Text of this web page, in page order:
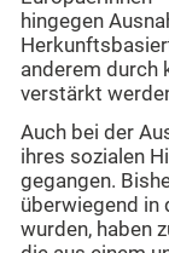
hingegen
anderem durch
verstärkt
Auch bei der
ihres sozialen
gegangen.
überwiegend in
wurden, haben